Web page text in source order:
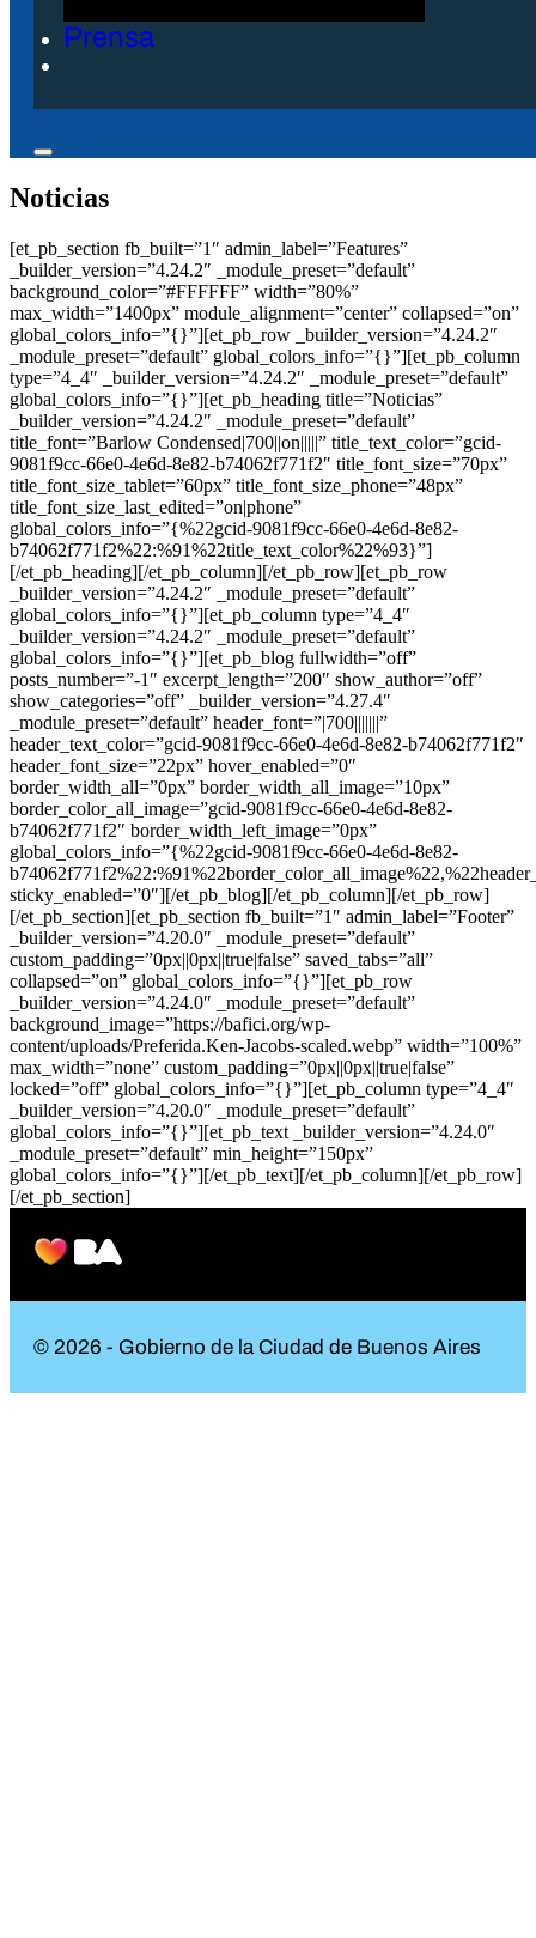
Prensa
Noticias
[et_pb_section fb_built=”1″ admin_label=”Features”
_builder_version=”4.24.2″ _module_preset=”default”
background_color=”#FFFFFF” width=”80%”
max_width=”1400px” module_alignment=”center” collapsed=”on”
global_colors_info=”{}”][et_pb_row _builder_version=”4.24.2″
_module_preset=”default” global_colors_info=”{}”][et_pb_column
type=”4_4″ _builder_version=”4.24.2″ _module_preset=”default”
global_colors_info=”{}”][et_pb_heading title=”Noticias”
_builder_version=”4.24.2″ _module_preset=”default”
title_font=”Barlow Condensed|700||on|||||” title_text_color=”gcid-
9081f9cc-66e0-4e6d-8e82-b74062f771f2″ title_font_size=”70px”
title_font_size_tablet=”60px” title_font_size_phone=”48px”
title_font_size_last_edited=”on|phone”
global_colors_info=”{%22gcid-9081f9cc-66e0-4e6d-8e82-
b74062f771f2%22:%91%22title_text_color%22%93}”]
[/et_pb_heading][/et_pb_column][/et_pb_row][et_pb_row
_builder_version=”4.24.2″ _module_preset=”default”
global_colors_info=”{}”][et_pb_column type=”4_4″
_builder_version=”4.24.2″ _module_preset=”default”
global_colors_info=”{}”][et_pb_blog fullwidth=”off”
posts_number=”-1″ excerpt_length=”200″ show_author=”off”
show_categories=”off” _builder_version=”4.27.4″
_module_preset=”default” header_font=”|700|||||||”
header_text_color=”gcid-9081f9cc-66e0-4e6d-8e82-b74062f771f2″
header_font_size=”22px” hover_enabled=”0″
border_width_all=”0px” border_width_all_image=”10px”
border_color_all_image=”gcid-9081f9cc-66e0-4e6d-8e82-
b74062f771f2″ border_width_left_image=”0px”
global_colors_info=”{%22gcid-9081f9cc-66e0-4e6d-8e82-
sticky_enabled=”0″][/et_pb_blog][/et_pb_column][/et_pb_row]
[/et_pb_section][et_pb_section fb_built=”1″ admin_label=”Footer”
_builder_version=”4.20.0″ _module_preset=”default”
custom_padding=”0px||0px||true|false” saved_tabs=”all”
collapsed=”on” global_colors_info=”{}”][et_pb_row
_builder_version=”4.24.0″ _module_preset=”default”
background_image=”https://bafici.org/wp-
content/uploads/Preferida.Ken-Jacobs-scaled.webp” width=”100%”
max_width=”none” custom_padding=”0px||0px||true|false”
locked=”off” global_colors_info=”{}”][et_pb_column type=”4_4″
_builder_version=”4.20.0″ _module_preset=”default”
global_colors_info=”{}”][et_pb_text _builder_version=”4.24.0″
_module_preset=”default” min_height=”150px”
global_colors_info=”{}”][/et_pb_text][/et_pb_column][/et_pb_row]
[/et_pb_section]
© 2026 - Gobierno de la Ciudad de Buenos Aires